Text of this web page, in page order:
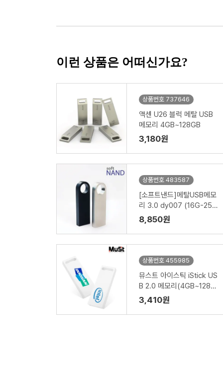
이런 상품은 어떠신가요?
상품번호 737646
액센 U26 블럭 메탈 USB
메모리 4GB~128GB
3,180원
상품번호 483587
[소프트낸드]메탈USB메모
리 3.0 dy007 (16G-256
G)
8,850원
상품번호 455985
뮤스트 아이스틱 iStick US
B 2.0 메모리(4GB~128G
B)
3,410원